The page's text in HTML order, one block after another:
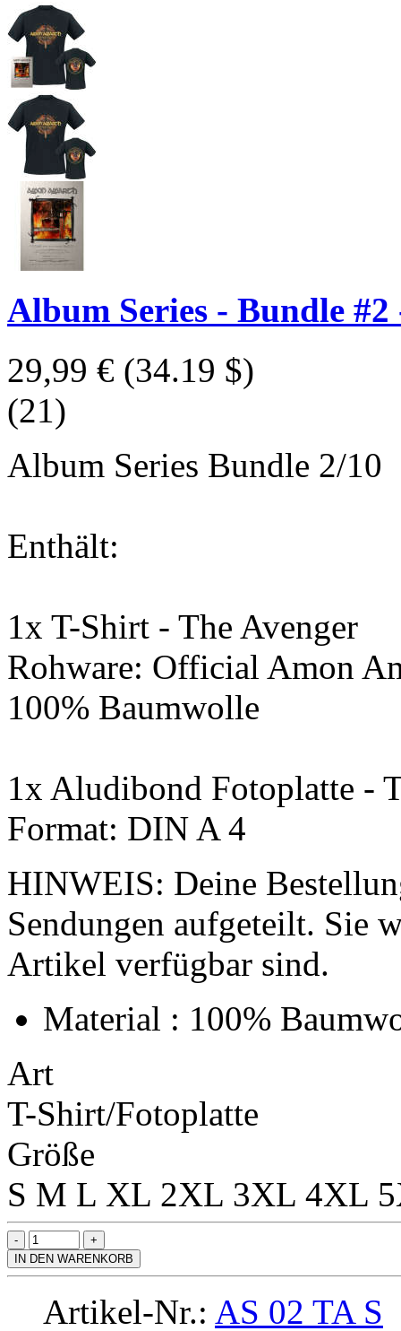
Album Series - Bundle #2
29,99 € (34.19 $)
(21)
Album Series Bundle 2/10
Enthält:
1x T-Shirt - The Avenger
Rohware: Official Amon
100% Baumwolle
1x Aludibond Fotoplatte -
Format: DIN A 4
HINWEIS: Deine
Sendungen aufgeteilt. Sie
Artikel verfügbar sind.
Material : 100%
Art
T-Shirt/Fotoplatte
Größe
S M L XL 2XL 3XL 4XL
IN DEN WARENKORB
Artikel-Nr.: AS 02 TA S